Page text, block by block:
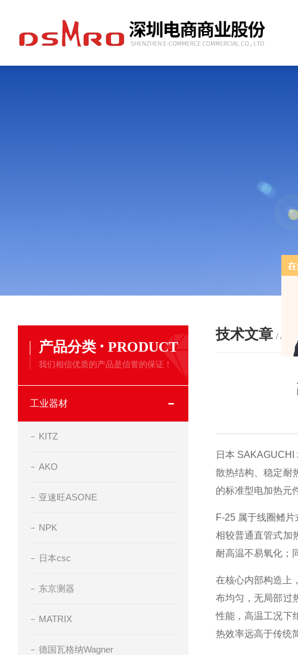
产品分类 · PRODUCT
我们相信优质的产品是信誉的保证！
工业器材
KITZ
AKO
亚速旺ASONE
NPK
日本csc
东京测器
MATRIX
德国瓦格纳Wagner
技术文章 /
日本
散热结构、稳定耐
的标准型电加热元
F-25 属于线圈鳍
相较普通直管式加
耐高温不易氧化；
在核心内部构造上
布均匀，无局部过
性能，高温工况下
热效率远高于传统